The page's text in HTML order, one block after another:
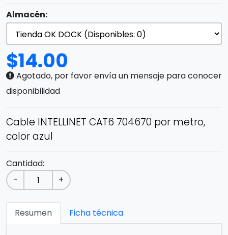
Almacén:
$14.00
Agotado, por favor envía un mensaje para conocer
disponibilidad
Cable INTELLINET CAT6 704670 por metro,
color azul
Cantidad:
-
+
Resumen Ficha técnica